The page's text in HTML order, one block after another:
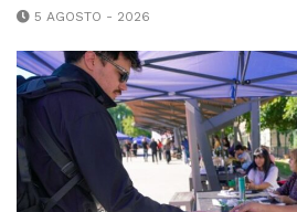
5 AGOSTO - 2026